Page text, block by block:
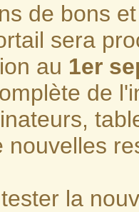
de bons
sera
au 1er
de
nouvelles
la